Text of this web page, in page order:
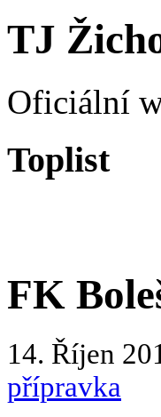
TJ
Oficiální
Toplist
FK
14. Říjen
přípravka